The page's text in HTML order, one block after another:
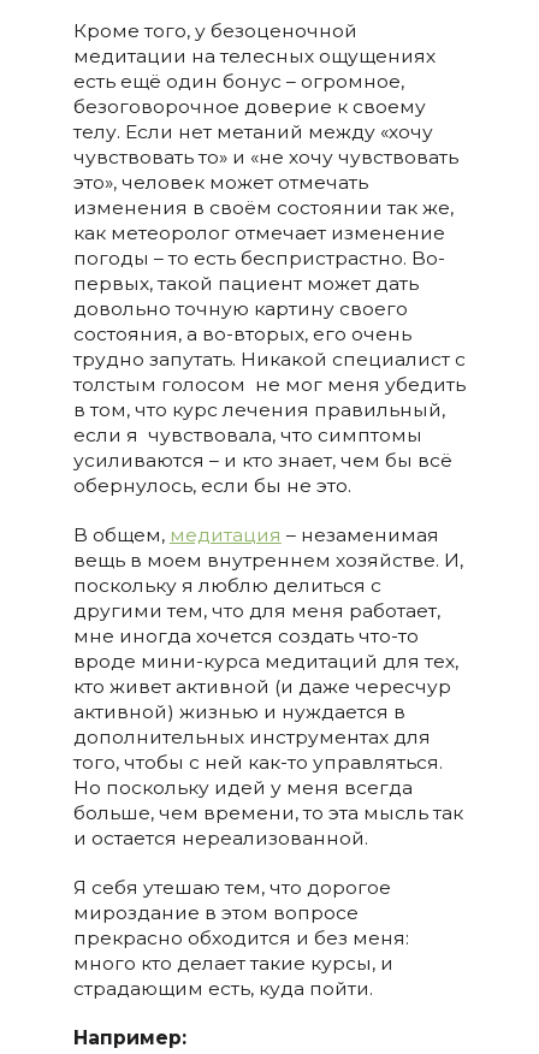
Кроме того, у безоценочной
медитации на телесных ощущениях
есть ещё один бонус – огромное,
безоговорочное доверие к своему
телу. Если нет метаний между «хочу
чувствовать то» и «не хочу чувствовать
это», человек может отмечать
изменения в своём состоянии так же,
как метеоролог отмечает изменение
погоды – то есть беспристрастно. Во-
первых, такой пациент может дать
довольно точную картину своего
состояния, а во-вторых, его очень
трудно запутать. Никакой специалист с
толстым голосом не мог меня убедить
в том, что курс лечения правильный,
если я чувствовала, что симптомы
усиливаются – и кто знает, чем бы всё
обернулось, если бы не это.
В общем, медитация – незаменимая
вещь в моем внутреннем хозяйстве. И,
поскольку я люблю делиться с
другими тем, что для меня работает,
мне иногда хочется создать что-то
вроде мини-курса медитаций для тех,
кто живет активной (и даже чересчур
активной) жизнью и нуждается в
дополнительных инструментах для
того, чтобы с ней как-то управляться.
Но поскольку идей у меня всегда
больше, чем времени, то эта мысль так
и остается нереализованной.
Я себя утешаю тем, что дорогое
мироздание в этом вопросе
прекрасно обходится и без меня:
много кто делает такие курсы, и
страдающим есть, куда пойти.
Например: